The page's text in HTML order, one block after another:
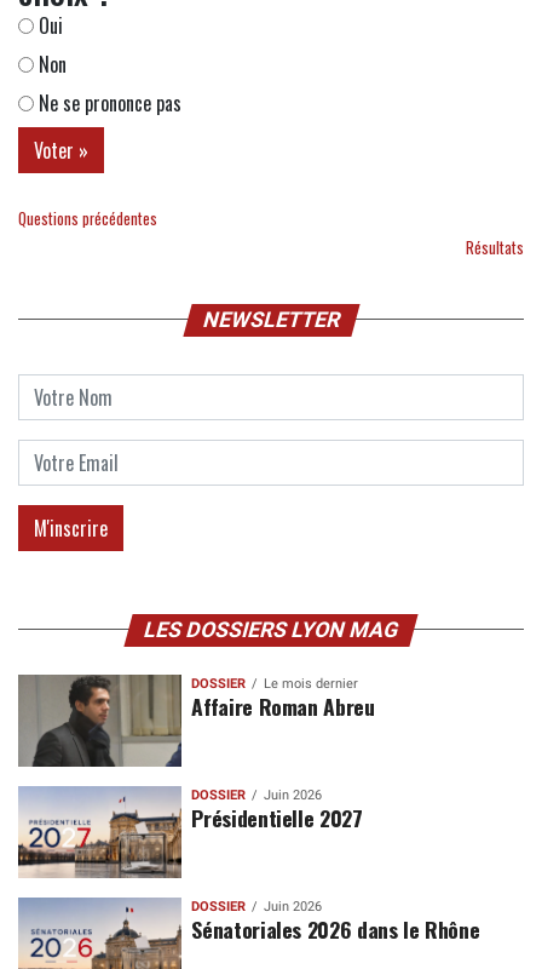
Oui
Non
Ne se prononce pas
Questions précédentes
Résultats
NEWSLETTER
LES DOSSIERS LYON MAG
DOSSIER Le mois dernier
Affaire Roman Abreu
DOSSIER Juin 2026
Présidentielle 2027
DOSSIER Juin 2026
Sénatoriales 2026 dans le Rhône